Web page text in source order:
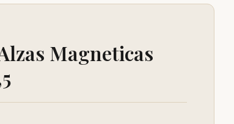
Magneticas